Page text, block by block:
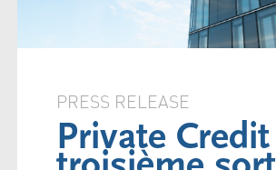
PRESS RELEASE
Private